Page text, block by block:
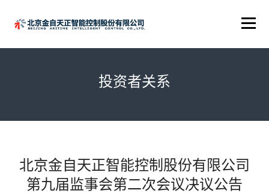
投资者关系
北京金自天正智能控制股份有限公司
第九届监事会第二次会议决议公告